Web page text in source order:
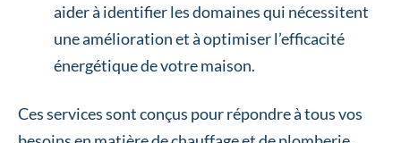
aider à identifier les domaines qui nécessitent
une amélioration et à optimiser l’efficacité
énergétique de votre maison.
Ces services sont conçus pour répondre à tous vos